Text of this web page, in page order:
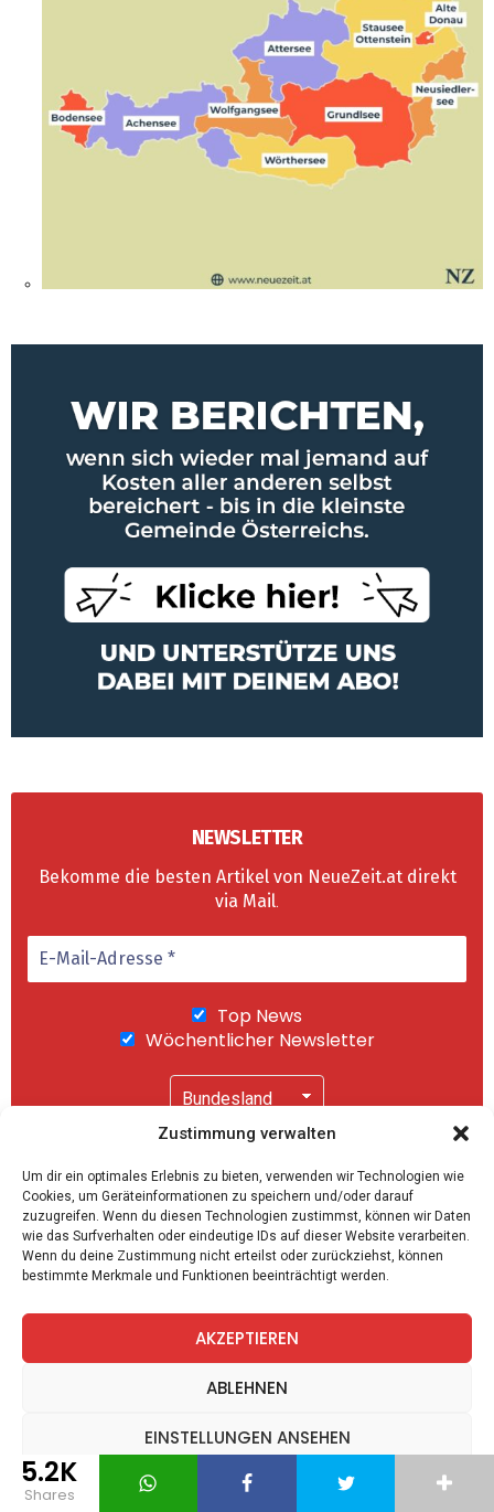
Zustimmung verwalten
Um dir ein optimales Erlebnis zu bieten, verwenden wir Technologien wie
Cookies, um Geräteinformationen zu speichern und/oder darauf
zuzugreifen. Wenn du diesen Technologien zustimmst, können wir Daten
wie das Surfverhalten oder eindeutige IDs auf dieser Website verarbeiten.
Wenn du deine Zustimmung nicht erteilst oder zurückziehst, können
bestimmte Merkmale und Funktionen beeinträchtigt werden.
AKZEPTIEREN
ABLEHNEN
EINSTELLUNGEN ANSEHEN
Datenschutz Datenschutz Impressum
NEWSLETTER
Bekomme die besten Artikel von NeueZeit.at direkt
via Mail.
Top News
Wöchentlicher Newsletter
"Abonnieren" akzeptierst Du unsere
Datenschutzerklärung.
twitter
Spiele Zitate Datenschutz Impressum
5.2K
shares